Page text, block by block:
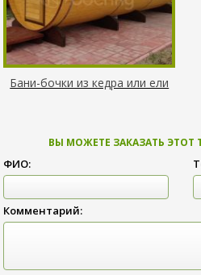
Бани-бочки из кедра или ели
ВЫ МОЖЕТЕ ЗАКАЗАТЬ ЭТОТ
ФИО:
Комментарий: